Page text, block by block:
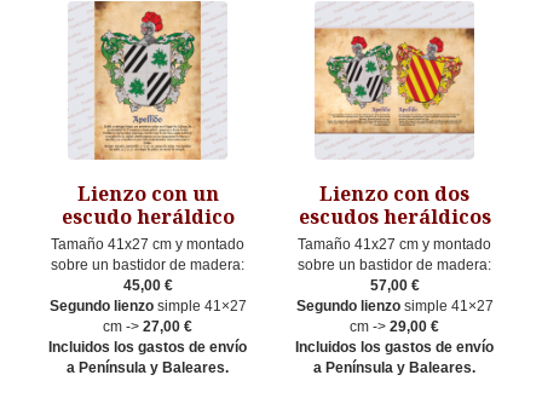
Lienzo con un
escudo heráldico
Tamaño 41x27 cm y montado
sobre un bastidor de madera:
45,00 €
Segundo lienzosimple 41×27
cm -> 27,00 €
Incluidos los gastos de envío
a Península y Baleares.
Lienzo con dos
escudos heráldicos
Tamaño 41x27 cm y montado
sobre un bastidor de madera:
57,00 €
Segundo lienzosimple 41×27
cm -> 29,00 €
Incluidos los gastos de envío
a Península y Baleares.